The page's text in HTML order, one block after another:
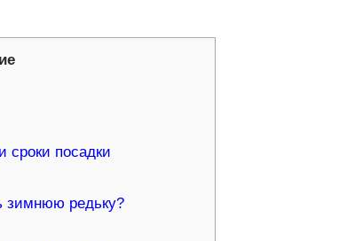
сроки посадки
зимнюю редьку?